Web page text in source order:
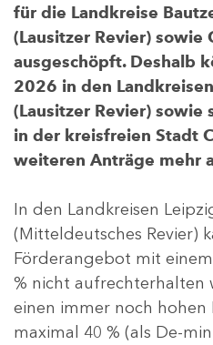
für die Landkreise
(Lausitzer Revier) sowie
ausgeschöpft. Deshalb
2026 in den
(Lausitzer Revier)
in der kreisfreien Stadt
weiteren Anträge mehr
In den Landkreisen
(Mitteldeutsches Revier)
Förderangebot mit
% nicht aufrechterhalten
einen immer noch hohen
maximal 40 % (als De-